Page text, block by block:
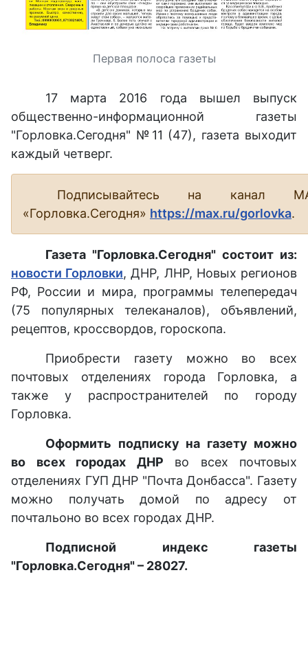
Первая полоса газеты
17 марта 2016 года вышел выпуск
общественно-информационной газеты
"Горловка.Сегодня" №11 (47), газета выходит
каждый четверг.
Подписывайтесь на канал
«Горловка.Сегодня» https://max.ru/gorlovka.
Газета "Горловка.Сегодня" состоит из:
новости Горловки, ДНР, ЛНР, Новых регионов
РФ, России и мира, программы телепередач
(75 популярных телеканалов), объявлений,
рецептов, кроссвордов, гороскопа.
Приобрести газету можно во всех
почтовых отделениях города Горловка, а
также у распространителей по городу
Горловка.
Оформить подписку на газету можно
во всех городах ДНР во всех почтовых
отделениях ГУП ДНР "Почта Донбасса". Газету
можно получать домой по адресу от
почтальоно во всех городах ДНР.
Подписной индекс газеты
"Горловка.Сегодня" – 28027.